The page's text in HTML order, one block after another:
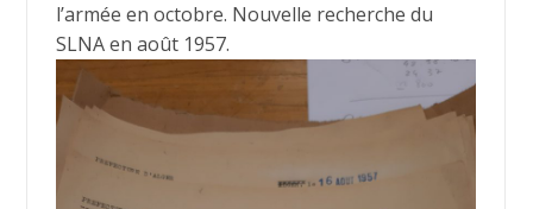
l’armée en octobre. Nouvelle recherche du
SLNA en août 1957.